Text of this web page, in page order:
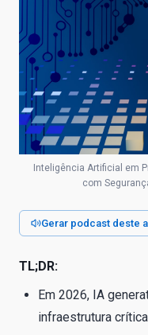
Inteligência Artificial em
com
Gerar podcast deste
TL;DR:
Em 2026, IA
infraestrutura